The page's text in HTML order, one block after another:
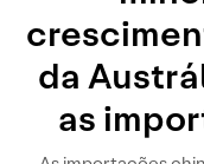
da
as